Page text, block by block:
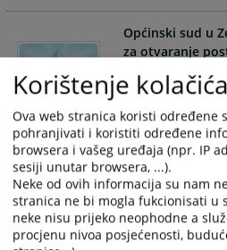
to
get
the
keyboard
shortcuts
for
changing
dates.
to
get
the
keyboard
shortcuts
for
changing
dates.
Općinski sud u
za otvaranje
Nova Željezara
predmetu broj:
Rješenje
15.07.2026.
Općinski sud u
izmjeni rješenja
predmetu: 43 0
Korištenje kolačića
Ova web stranica koristi određene
pohranjivati i koristiti određene
browsera i vašeg uređaja (npr. IP
sesiji unutar browsera, ...).
Neke od ovih informacija su nam
stranica ne bi mogla fukcionisati u
neke nisu prijeko neophodne a
procjenu nivoa posjećenosti,